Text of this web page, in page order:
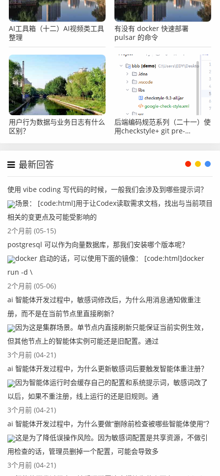
AI工具箱（十二）AI视频类工具
整理
有没有 docker 快速部署
pulsar 的命令
用户行为数据与业务日志有什么
区别？
后端编码规范系列（二十一）使
用checkstyle+ git pre-
最新回答
使用 vibe coding 写代码的时候，一般我们会涉及到哪些提示词？
场景： [code:html]用于让Codex读取需求文档，找出与当前项目
相关的变更点及可能受影响的
2个月前 (05-15)
postgresql 可以作为向量数据库，那我们安装哪个版本呢？
docker 启动的话，可以使用下面的镜像： [code:html]docker
run -d \
2个月前 (05-06)
ai 智能体开发过程中，敏感词修改后，为什么用消息通知做重注
册，而不是在当前节点里直接刷新？
因为这是集群场景。单节点内直接刷新只能保证当前实例生效，
但其他节点上的智能体实例可能还是旧配置。通过
3个月前 (04-21)
ai 智能体开发过程中，为什么更新敏感词后要触发智能体重注册？
因为智能体运行时会缓存自己的配置和系统提示词，敏感词改了
以后，如果不重注册，线上运行的还是旧规则。通
3个月前 (04-21)
ai 智能体开发过程中，为什么要做“删除前检查被哪些智能体使用”？
这是为了降低误操作风险。因为敏感词配置是共享资源，不做引
用检查的话，管理员删掉一个配置，可能会导致多
3个月前 (04-21)